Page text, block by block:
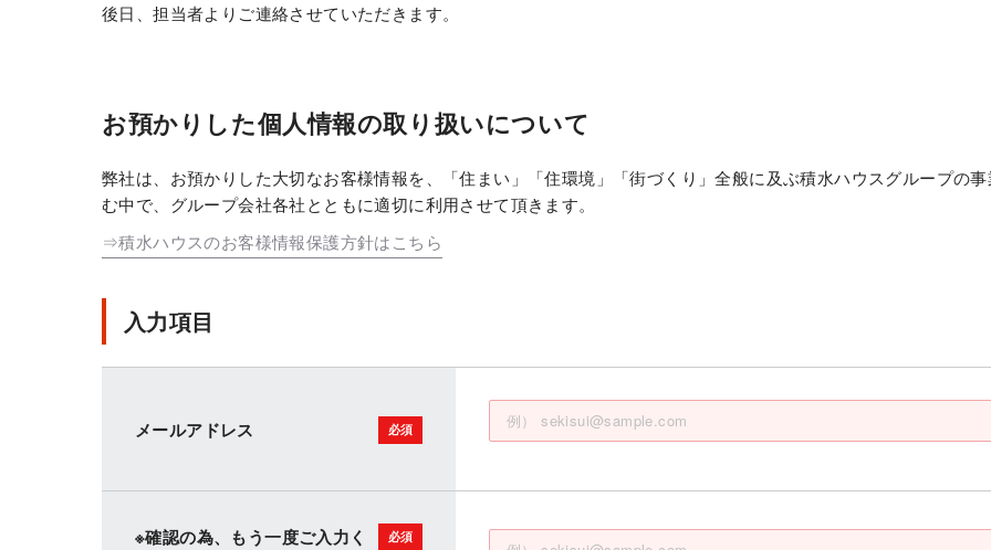
後日、担当者よりご連絡させていただきます。
お預かりした個人情報の取り扱いについて
弊社は、お預かりした大切なお客様情報を、「住まい」「住環境」「街づくり」全般に及ぶ積水ハウスグループの
む中で、グループ会社各社とともに適切に利用させて頂きます。
⇒積水ハウスのお客様情報保護方針はこちら
入力項目
メールアドレス
※確認の為、もう一度ご入力く